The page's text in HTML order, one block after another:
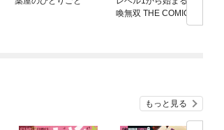
喚無双 THE COMIC
もっと見る